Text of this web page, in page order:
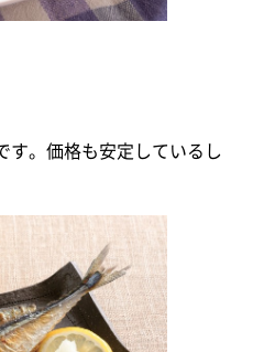
す。価格も安定しているし